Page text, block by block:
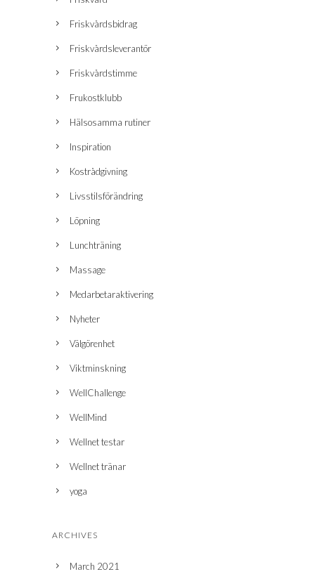
Friskvårdsbidrag
Friskvårdsleverantör
Friskvårdstimme
Frukostklubb
Hälsosamma rutiner
Inspiration
Kostrådgivning
Livsstilsförändring
Löpning
Lunchträning
Massage
Medarbetaraktivering
Nyheter
Välgörenhet
Viktminskning
WellChallenge
WellMind
Wellnet testar
Wellnet tränar
yoga
ARCHIVES
March 2021